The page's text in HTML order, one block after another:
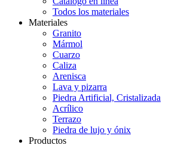
Todos los materiales
Materiales
Granito
Mármol
Cuarzo
Caliza
Arenisca
Lava y pizarra
Piedra Artificial, Cristalizada
Acrílico
Terrazo
Piedra de lujo y ónix
Productos